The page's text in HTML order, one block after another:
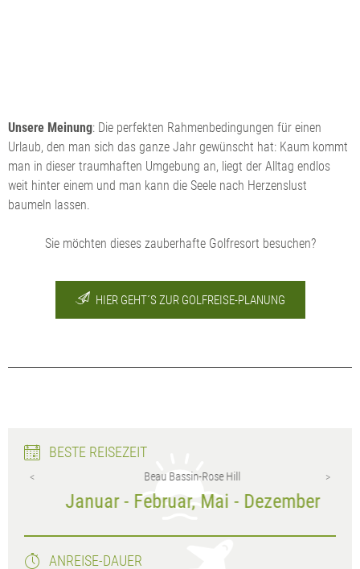
Unsere Meinung: Die perfekten Rahmenbedingungen für einen
Urlaub, den man sich das ganze Jahr gewünscht hat: Kaum kommt
man in dieser traumhaften Umgebung an, liegt der Alltag endlos
weit hinter einem und man kann die Seele nach Herzenslust
baumeln lassen.
Sie möchten dieses zauberhafte Golfresort besuchen?
HIER GEHT´S ZUR GOLFREISE-PLANUNG
BESTE REISEZEIT
Beau Bassin-Rose Hill
Januar - Februar, Mai - Dezember
ANREISE-DAUER